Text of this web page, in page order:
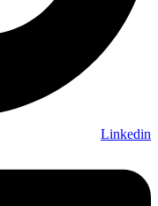
Linkedin